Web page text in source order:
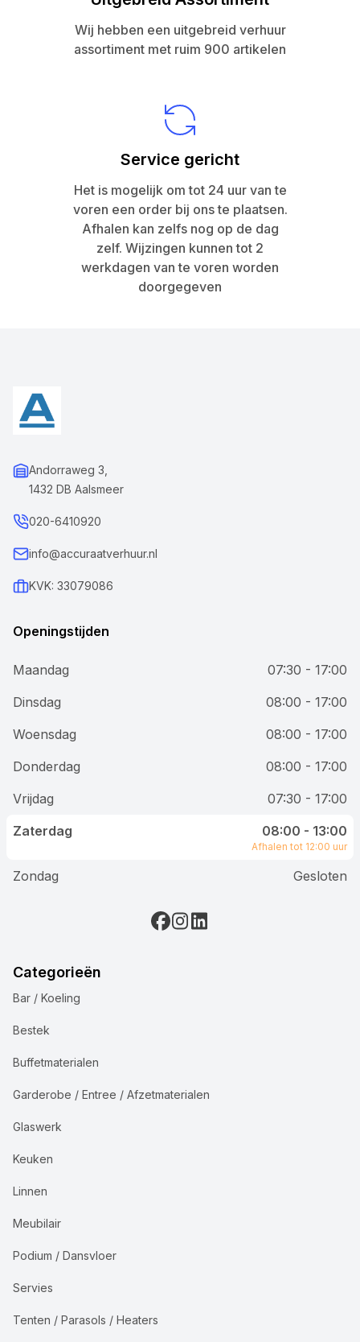
Wij hebben een uitgebreid verhuur
assortiment met ruim 900 artikelen
Service gericht
Het is mogelijk om tot 24 uur van te
voren een order bij ons te plaatsen.
Afhalen kan zelfs nog op de dag
zelf. Wijzingen kunnen tot 2
werkdagen van te voren worden
doorgegeven
Andorraweg 3,
1432 DB Aalsmeer
020-6410920
info@accuraatverhuur.nl
KVK: 33079086
Openingstijden
Maandag
07:30 - 17:00
Dinsdag
08:00 - 17:00
Woensdag
08:00 - 17:00
Donderdag
08:00 - 17:00
Vrijdag
07:30 - 17:00
Zaterdag
08:00 - 13:00
Afhalen tot 12:00 uur
Zondag Gesloten
Categorieën
Bar / Koeling
Bestek
Buffetmaterialen
Garderobe / Entree / Afzetmaterialen
Glaswerk
Keuken
Linnen
Meubilair
Podium / Dansvloer
Servies
Tenten / Parasols / Heaters